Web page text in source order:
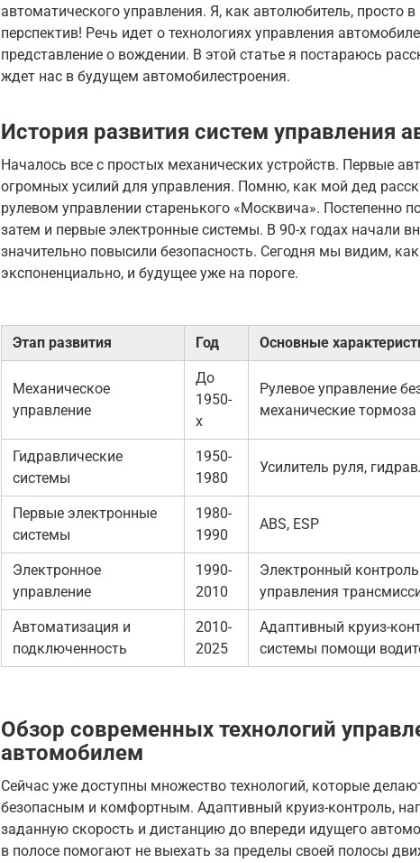
автоматического управления. Я, как автолюбитель, просто в
перспектив! Речь идет о технологиях управления
представление о вождении. В этой статье я постараюсь
ждет нас в будущем автомобилестроения.
История развития систем управления
Началось все с простых механических устройств. Первые
огромных усилий для управления. Помню, как мой дед
рулевом управлении старенького «Москвича». Постепенно
затем и первые электронные системы. В 90-х годах начали
значительно повысили безопасность. Сегодня мы видим,
экспоненциально, и будущее уже на пороге.
Этап развития Год Основные
Механическое
управление
До
1950-
х
Рулевое управление
механические тормоза
Гидравлические
системы
1950-
1980
Усилитель руля,
Первые электронные
системы
1980-
1990
ABS, ESP
Электронное
управление
1990-
2010
Электронный
управления
Автоматизация и
подключенность
2010-
2025
Адаптивный круиз-
системы помощи
Обзор современных технологий
автомобилем
Сейчас уже доступны множество технологий, которые
безопасным и комфортным. Адаптивный круиз-контроль,
заданную скорость и дистанцию до впереди идущего
в полосе помогают не выехать за пределы своей полосы